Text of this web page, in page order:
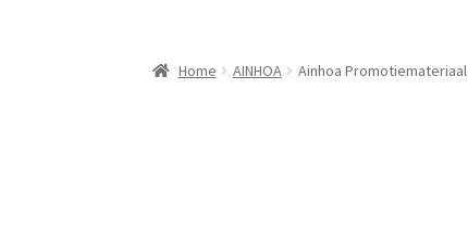
Home AINHOA Ainhoa Promotiemateriaal